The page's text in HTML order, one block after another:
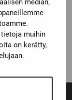
median,
muihin
on kerätty,